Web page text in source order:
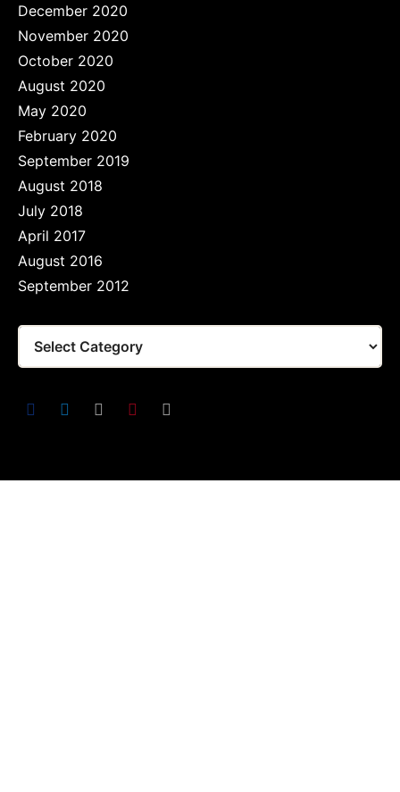
December 2020
November 2020
October 2020
August 2020
May 2020
February 2020
September 2019
August 2018
July 2018
April 2017
August 2016
September 2012